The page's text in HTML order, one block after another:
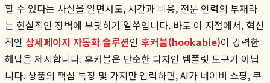
할 수 있다는 사실을 알면서도, 시간과 비용, 전문 인력의 부재라
는 현실적인 장벽에 부딪히기 일쑤입니다. 바로 이 지점에서, 혁신
적인 상세페이지 자동화 솔루션인 후커블(hookable)이 강력한
해답을 제시합니다. 후커블은 단순한 디자인 템플릿 도구가 아닙
니다. 상품의 핵심 특징 몇 가지만 입력하면, AI가 네이버 쇼핑, 쿠